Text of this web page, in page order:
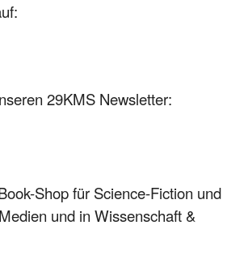
29KMS Newsletter:
Shop für Science-Fiction und
und in Wissenschaft &